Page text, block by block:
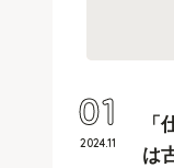
は
2024.11
01